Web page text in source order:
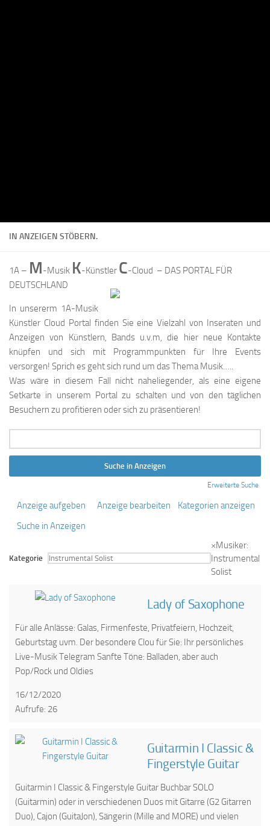
IN ANZEIGEN STÖBERN.
1A – M-Musik K-Künstler C-Cloud – DAS PORTAL FÜR
DEUTSCHLAND
In unsererm 1A-Musik
Künstler Cloud Portal finden Sie eine Vielzahl von Inseraten und
Anzeigen von Künstlern, Bands u.v.m, die hier neue Kontakte
knüpfen und sich mit Programmpunkten für Ihre Events
versorgen! Sprich es geht sich rund um das Thema Musik…..
Was wäre in diesem Fall nicht naheliegender, als eine eigene
Setkarte in unserem Portal zu schalten und von den täglichen
Besuchern zu profitieren oder sich zu präsentieren!
nach:
Erweiterte Suche
Anzeige aufgeben Anzeige bearbeiten
Kategorien anzeigen
Suche in Anzeigen
Kategorie
×Musiker:
Instrumental
Solist
Lady of Saxophone
Für alle Anlässe: Galas, Firmenfeste, Privatfeiern, Hochzeit,
Geburtstag uvm. Der besondere Clou für Sie: Ihr persönliches
Live-Musik Telegram Sanfte Töne: Balladen, aber auch
Pop/Rock und Oldies
16/12/2020
Aufrufe: 26
Guitarmin I Classic &
Fingerstyle Guitar
Guitarmin I Classic & Fingerstyle Guitar Buchbar SOLO
(Guitarmin) oder in verschiedenen Duos mit Gitarre (G2 Gitarren
Duo), Cajon (GuitaJon), Sängerin (Mille and MORE) und vielen